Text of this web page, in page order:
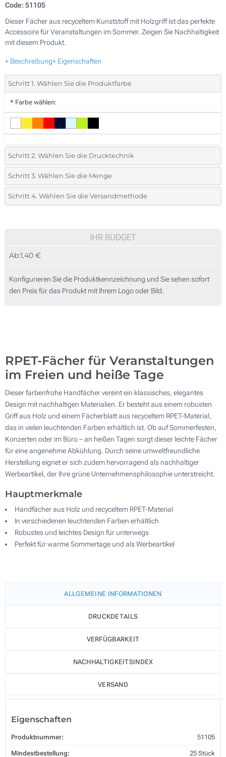
Code:51105
Dieser Fächer aus recyceltem Kunststoff mit Holzgriff ist das perfekte
Accessoire für Veranstaltungen im Sommer. Zeigen Sie Nachhaltigkeit
mit diesem Produkt.
+ Beschreibung+ Eigenschaften
Schritt 1. Wählen Sie die Produktfarbe
* Farbe wählen:
Schritt 2. Wählen Sie die Drucktechnik
*Wählen Sie die Druck- und Farbtechniken für Ihr Logo:
1 Farbig (Auf einer Seite)
Schritt 3. Wählen Sie die Menge
*Bitte wählen Sie Ihre gewünschte Menge
50
125
250
Schritt 4. Wählen Sie die Versandmethode
IHR BUDGET
Ab:1,40 €
Konfigurieren Sie die Produktkennzeichnung und Sie sehen sofort
den Preis für das Produkt mit Ihrem Logo oder Bild.
RPET-Fächer für Veranstaltungen
im Freien und heiße Tage
Dieser farbenfrohe Handfächer vereint ein klassisches, elegantes
Design mit nachhaltigen Materialien. Er besteht aus einem robusten
Griff aus Holz und einem Fächerblatt aus recyceltem RPET-Material,
das in vielen leuchtenden Farben erhältlich ist. Ob auf Sommerfesten,
Konzerten oder im Büro – an heißen Tagen sorgt dieser leichte Fächer
für eine angenehme Abkühlung. Durch seine umweltfreundliche
Herstellung eignet er sich zudem hervorragend als nachhaltiger
Werbeartikel, der Ihre grüne Unternehmensphilosophie unterstreicht.
Hauptmerkmale
Handfächer aus Holz und recyceltem RPET-Material
In verschiedenen leuchtenden Farben erhältlich
Robustes und leichtes Design für unterwegs
Perfekt für warme Sommertage und als Werbeartikel
ALLGEMEINE INFORMATIONEN
DRUCKDETAILS
VERFÜGBARKEIT
NACHHALTIGKEITSINDEX
VERSAND
Eigenschaften
Produktnummer: 51105
Mindestbestellung: 25 Stück